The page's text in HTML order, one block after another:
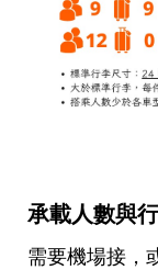
承載人數與
需要機場接，